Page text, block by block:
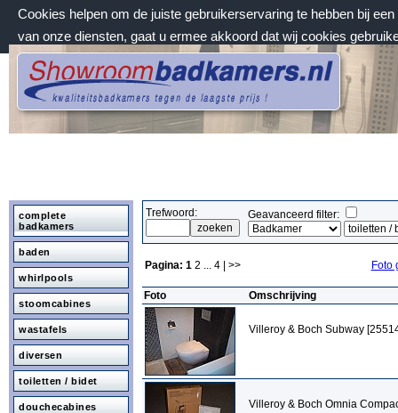
Cookies helpen om de juiste gebruikerservaring te hebben bij
van onze diensten, gaat u ermee akkoord dat wij cookies
zondag 9 augustus 2026, 14:48 uur
Welkom bij Showroombadkamers.nl
complete
badkamers
baden
whirlpools
stoomcabines
wastafels
diversen
toiletten / bidet
douchecabines
Trefwoord: Geavanceerd filter:
Pagina: 1 2 ... 4 | >> Foto
Foto Omschrijving
Villeroy & Boch Subway
Villeroy & Boch Omnia